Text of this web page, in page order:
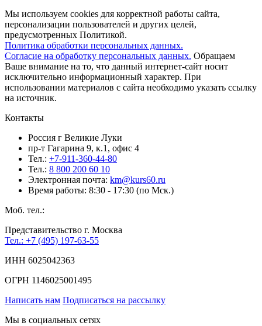
Мы используем cookies для корректной работы сайта,
персонализации пользователей и других целей,
предусмотренных Политикой.
Политика обработки персональных данных.
Согласие на обработку персональных данных. Обращаем
Ваше внимание на то, что данный интернет-сайт носит
исключительно информационный характер. При
использовании материалов c сайта необходимо указать ссылку
на источник.
Контакты
Россия г Великие Луки
пр-т Гагарина 9, к.1, офис 4
Тел.: +7-911-360-44-80
Тел.: 8 800 200 60 10
Электронная почта: km@kurs60.ru
Время работы: 8:30 - 17:30 (по Мск.)
Моб. тел.:
Представительство г. Москва
Тел.: +7 (495) 197-63-55
ИНН 6025042363
ОГРН 1146025001495
Написать нам Подписаться на рассылку
Мы в социальных сетях